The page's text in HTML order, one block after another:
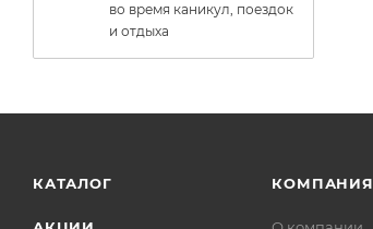
во время каникул, поездок
и отдыха
КАТАЛОГ КОМПАНИЯ